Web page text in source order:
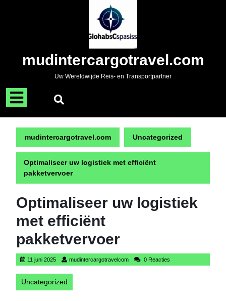
mudintercargotravel.com
Uw Wereldwijde Reis- en Transportpartner
Menu
openen
mudintercargotravel.com Uncategorized
Optimaliseer uw logistiek met efficiënt
pakketvervoer
Optimaliseer uw logistiek
met efficiënt
pakketvervoer
11 juni 202511
juni
2025
mudintercargotravelcommudintercargotravelcom
0 Reacties
Uncategorized